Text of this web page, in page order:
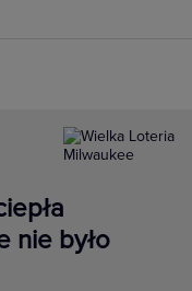
nie było